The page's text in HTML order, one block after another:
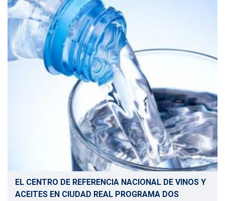
EL CENTRO DE REFERENCIA NACIONAL DE VINOS Y
ACEITES EN CIUDAD REAL PROGRAMA DOS